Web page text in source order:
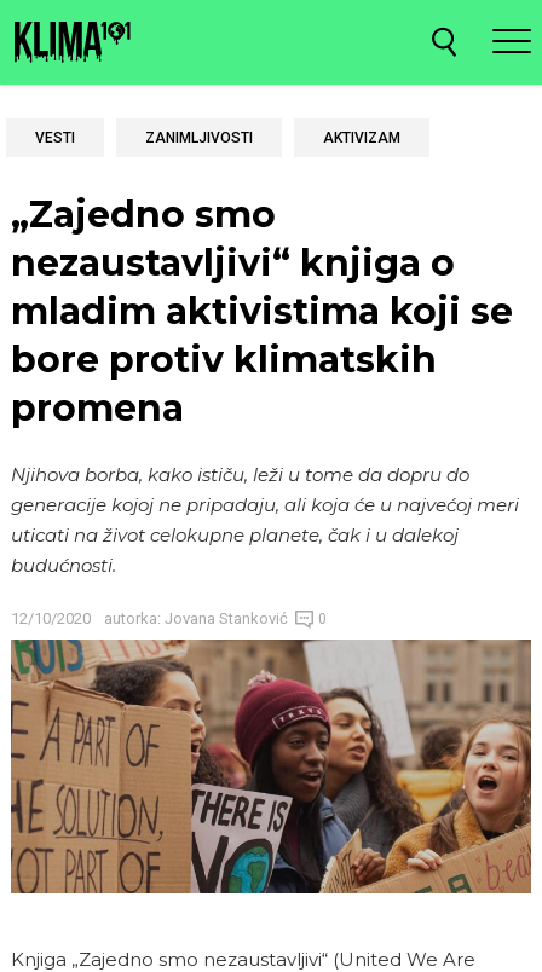
VESTI ZANIMLJIVOSTI AKTIVIZAM
„Zajedno smo
nezaustavljivi“ knjiga o
mladim aktivistima koji se
bore protiv klimatskih
promena
Njihova borba, kako ističu, leži u tome da dopru do
generacije kojoj ne pripadaju, ali koja će u najvećoj meri
uticati na život celokupne planete, čak i u dalekoj
budućnosti.
12/10/2020 autorka: Jovana Stanković 0
Knjiga „Zajedno smo nezaustavljivi“ (United We Are